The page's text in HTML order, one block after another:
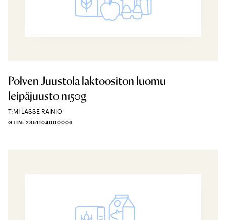
Polven Juustola laktoositon luomu
leipäjuusto n150g
T:MI LASSE RAINIO
GTIN: 2351104000006